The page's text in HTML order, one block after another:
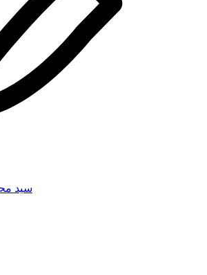
سيد